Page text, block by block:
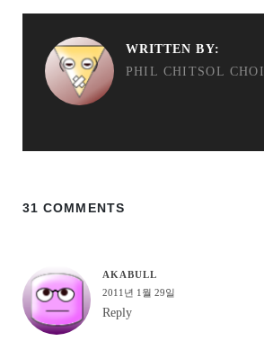
WRITTEN BY:
PHIL CHITSOL CHOI
31 COMMENTS
AKABULL
2011년 1월 29일
Reply